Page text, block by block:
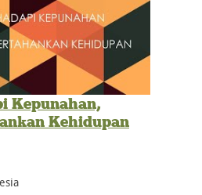
Kepunahan,
Kehidupan